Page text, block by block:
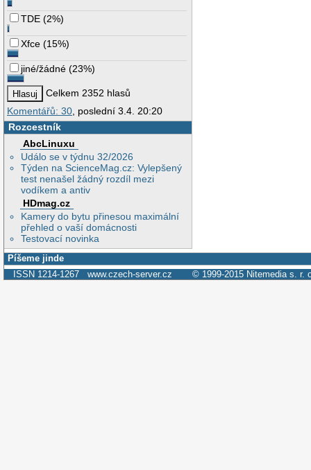
TDE (2%)
Xfce (15%)
jiné/žádné (23%)
Celkem 2352 hlasů
Komentářů: 30 , poslední 3.4. 20:20
Rozcestník
AbcLinuxu
Událo se v týdnu 32/2026
Týden na ScienceMag.cz: Vylepšený
test nenašel žádný rozdíl mezi
vodíkem a antiv
HDmag.cz
Kamery do bytu přinesou maximální
přehled o vaší domácnosti
Testovací novinka
Píšeme jinde
ISSN 1214-1267 www.czech-server.cz © 1999-2015 Nitemedia s. r.